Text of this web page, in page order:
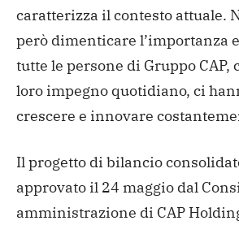
caratterizza il contesto attuale.
però dimenticare l’importanza
tutte le persone di Gruppo CAP,
loro impegno quotidiano, ci
crescere e innovare
Il progetto di bilancio
approvato il 24 maggio dal
amministrazione di CAP